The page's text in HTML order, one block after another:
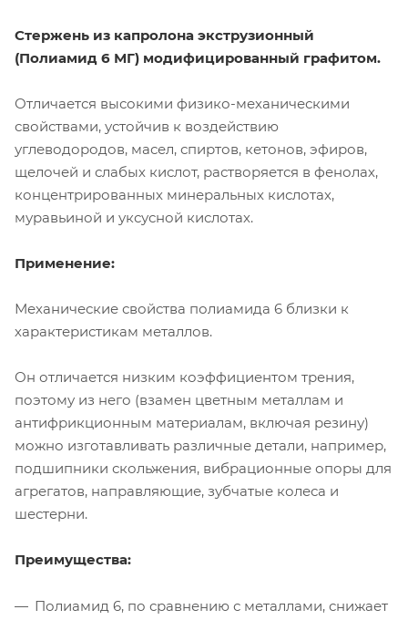
Стержень из капролона экструзионный
(Полиамид 6 МГ) модифицированный графитом.
Отличается высокими физико-механическими
свойствами, устойчив к воздействию
углеводородов, масел, спиртов, кетонов, эфиров,
щелочей и слабых кислот, растворяется в фенолах,
концентрированных минеральных кислотах,
муравьиной и уксусной кислотах.
Применение:
Механические свойства полиамида 6 близки к
характеристикам металлов.
Он отличается низким коэффициентом трения,
поэтому из него (взамен цветным металлам и
антифрикционным материалам, включая резину)
можно изготавливать различные детали, например,
подшипники скольжения, вибрационные опоры для
агрегатов, направляющие, зубчатые колеса и
шестерни.
Преимущества:
Полиамид 6, по сравнению с металлами, снижает